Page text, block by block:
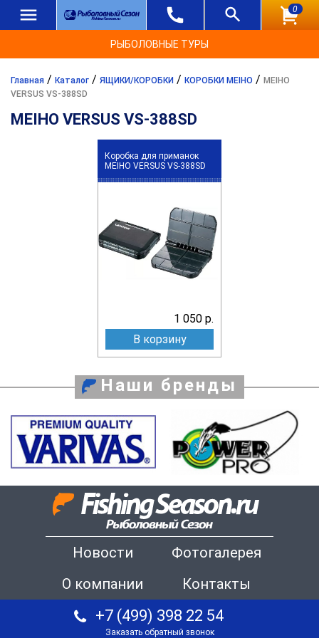
0
РЫБОЛОВНЫЕ ТУРЫ
Главная / Каталог / ЯЩИКИ/КОРОБКИ / КОРОБКИ MEIHO / MEIHO
VERSUS VS-388SD
MEIHO VERSUS VS-388SD
Коробка для приманок
MEIHO VERSUS VS-388SD
1 050 р.
В корзину
Наши бренды
Новости
Фотогалерея
О компании
Контакты
+7 (499) 398 22 54
Заказать обратный звонок